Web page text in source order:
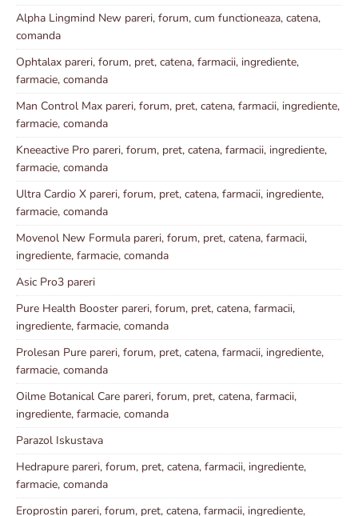
Alpha Lingmind New pareri, forum, cum functioneaza, catena,
comanda
Ophtalax pareri, forum, pret, catena, farmacii, ingrediente,
farmacie, comanda
Man Control Max pareri, forum, pret, catena, farmacii, ingrediente,
farmacie, comanda
Kneeactive Pro pareri, forum, pret, catena, farmacii, ingrediente,
farmacie, comanda
Ultra Cardio X pareri, forum, pret, catena, farmacii, ingrediente,
farmacie, comanda
Movenol New Formula pareri, forum, pret, catena, farmacii,
ingrediente, farmacie, comanda
Asic Pro3 pareri
Pure Health Booster pareri, forum, pret, catena, farmacii,
ingrediente, farmacie, comanda
Prolesan Pure pareri, forum, pret, catena, farmacii, ingrediente,
farmacie, comanda
Oilme Botanical Care pareri, forum, pret, catena, farmacii,
ingrediente, farmacie, comanda
Parazol Iskustava
Hedrapure pareri, forum, pret, catena, farmacii, ingrediente,
farmacie, comanda
Eroprostin pareri, forum, pret, catena, farmacii, ingrediente,